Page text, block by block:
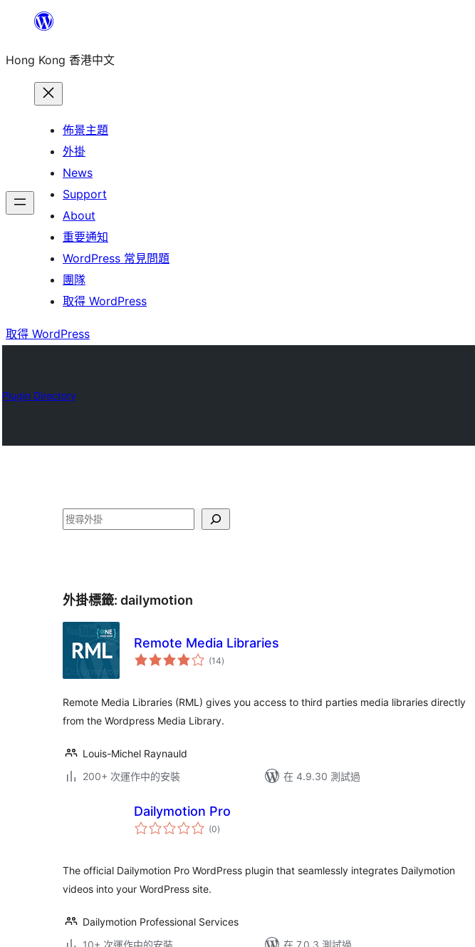
主
Hong Kong 香港中文
佈景主題
外掛
News
Support
About
重要通知
WordPress 常見問題
團隊
取得 WordPress
取得 WordPress
Plugin Directory
搜
外掛標籤: dailymotion
Remote Media Libraries
(14總
評)
Remote Media Libraries (RML) gives you access to third parties media libraries directly
from the Wordpress Media Library.
Louis-Michel Raynauld
200+ 次運作中的安裝
在 4.9.30 測試過
Dailymotion Pro
(0總
評)
The official Dailymotion Pro WordPress plugin that seamlessly integrates Dailymotion
videos into your WordPress site.
Dailymotion Professional Services
10+ 次運作中的安裝
在 7.0.3 測試過